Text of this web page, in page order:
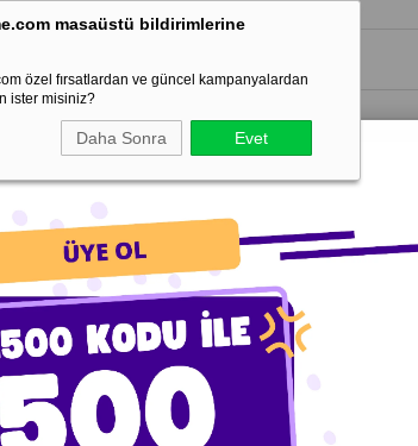
masaüstü bildirimlerine
özel fırsatlardan ve güncel kampanyalardan
ister misiniz?
Daha Sonra Evet
Odası Halıları Mutfak Halıları Balkon ve Koridor
Gaziantep adresinde kayıtlı Angel Halı Tekstil
ve ne şekilde toplandığı, bu verilerin nasıl ve ne
kendileriyle ilgili bir takım kişisel bilgileri (isim-